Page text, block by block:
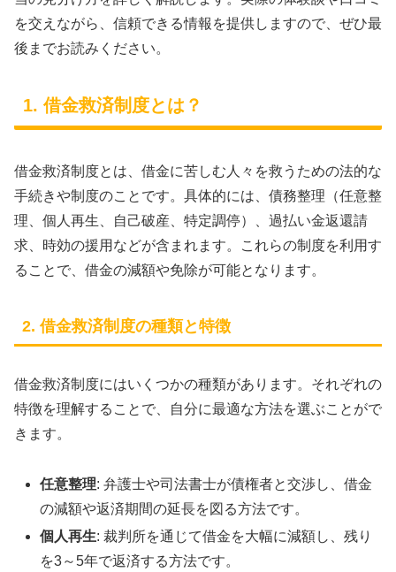
を交えながら、信頼できる情報を提供しますので、ぜひ最
後までお読みください。
1. 借金救済制度とは？
借金救済制度とは、借金に苦しむ人々を救うための法的な
手続きや制度のことです。具体的には、債務整理（任意整
理、個人再生、自己破産、特定調停）、過払い金返還請
求、時効の援用などが含まれます。これらの制度を利用す
ることで、借金の減額や免除が可能となります。
2. 借金救済制度の種類と特徴
借金救済制度にはいくつかの種類があります。それぞれの
特徴を理解することで、自分に最適な方法を選ぶことがで
きます。
任意整理: 弁護士や司法書士が債権者と交渉し、借金
の減額や返済期間の延長を図る方法です。
個人再生: 裁判所を通じて借金を大幅に減額し、残り
を3～5年で返済する方法です。